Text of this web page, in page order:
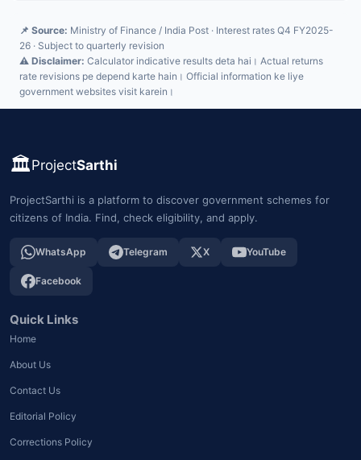
📌 Source: Ministry of Finance / India Post · Interest rates Q4 FY2025-
26 · Subject to quarterly revision
⚠️ Disclaimer: Calculator indicative results deta hai। Actual returns
rate revisions pe depend karte hain। Official information ke liye
government websites visit karein।
🏛️ProjectSarthi
ProjectSarthi is a platform to discover government schemes for
citizens of India. Find, check eligibility, and apply.
WhatsApp Telegram X YouTube
Facebook
Quick Links
Home
About Us
Contact Us
Editorial Policy
Corrections Policy